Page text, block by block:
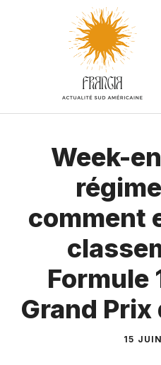
Week-
comment
Formule
Grand Prix
15